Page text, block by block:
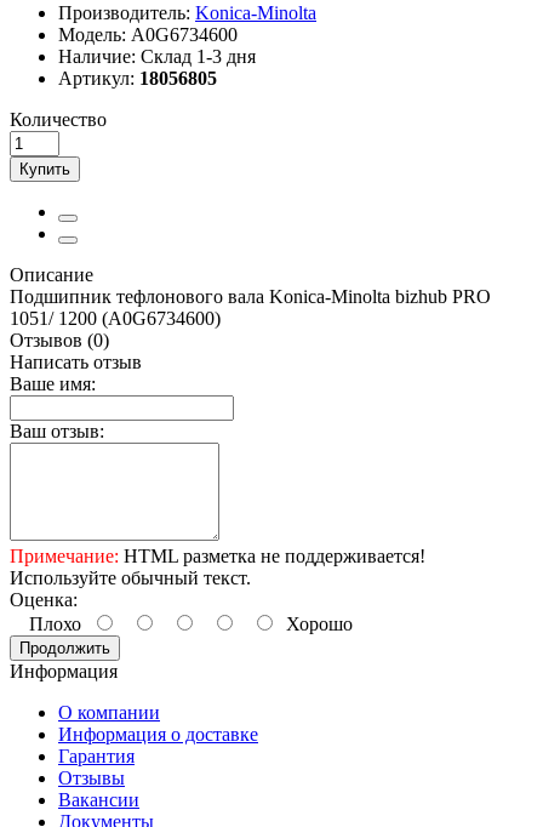
Производитель: Konica-Minolta
Модель: A0G6734600
Наличие: Склад 1-3 дня
Артикул: 18056805
Количество
Купить
Описание
Подшипник тефлонового вала Konica-Minolta bizhub PRO
1051/ 1200 (A0G6734600)
Отзывов (0)
Написать отзыв
Ваше имя:
Ваш отзыв:
Примечание: HTML разметка не поддерживается!
Используйте обычный текст.
Оценка:
Плохо
Хорошо
Продолжить
Информация
О компании
Информация о доставке
Гарантия
Отзывы
Вакансии
Документы